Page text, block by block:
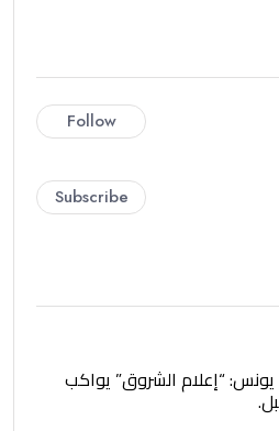
Follow
Subscribe
يونس: “إعلام الشروق” يواكب